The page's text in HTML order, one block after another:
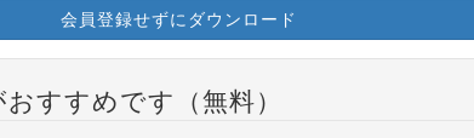
会員登録せずにダウンロード
すすめです（無料）